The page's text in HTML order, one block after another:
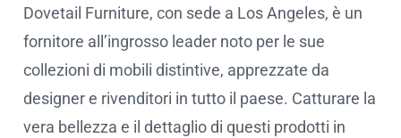
Dovetail Furniture, con sede a Los Angeles, è un
fornitore all’ingrosso leader noto per le sue
collezioni di mobili distintive, apprezzate da
designer e rivenditori in tutto il paese. Catturare la
vera bellezza e il dettaglio di questi prodotti in